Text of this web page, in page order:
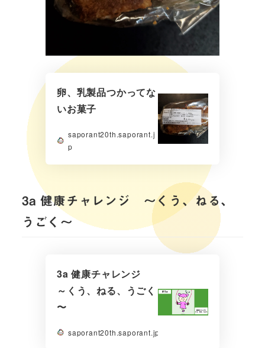
卵、乳製品つかってな
いお菓子
saporant20th.saporant.j
p
3a 健康チャレンジ ～くう、ねる、
うごく〜
3a 健康チャレンジ
～くう、ねる、うごく
〜
saporant20th.saporant.jp